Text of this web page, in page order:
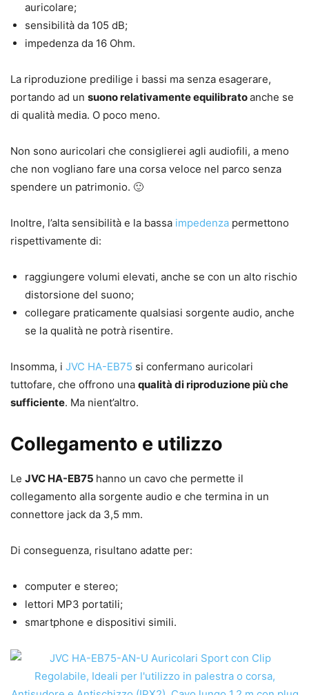
auricolare;
sensibilità da 105 dB;
impedenza da 16 Ohm.
La riproduzione predilige i bassi ma senza esagerare,
portando ad un suono relativamente equilibratoanche se
di qualità media. O poco meno.
Non sono auricolari che consiglierei agli audiofili, a meno
che non vogliano fare una corsa veloce nel parco senza
spendere un patrimonio. 🙂
Inoltre, l’alta sensibilità e la bassa impedenza permettono
rispettivamente di:
raggiungere volumi elevati, anche se con un alto rischio
distorsione del suono;
collegare praticamente qualsiasi sorgente audio, anche
se la qualità ne potrà risentire.
Insomma, i JVC HA-EB75 si confermano auricolari
tuttofare, che offrono una qualità di riproduzione più che
sufficiente. Ma nient’altro.
Collegamento e utilizzo
Le JVC HA-EB75 hanno un cavo che permette il
collegamento alla sorgente audio e che termina in un
connettore jack da 3,5 mm.
Di conseguenza, risultano adatte per:
computer e stereo;
lettori MP3 portatili;
smartphone e dispositivi simili.